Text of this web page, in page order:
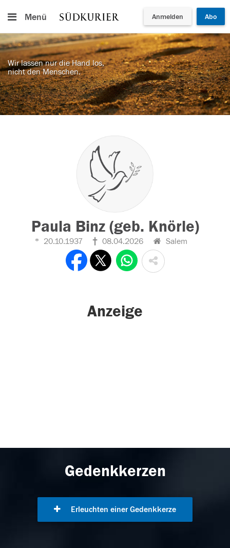
Menü Anmelden Abo
Wir lassen nur die Hand los,
nicht den Menschen.
Paula Binz (geb. Knörle)
20.10.1937 08.04.2026 Salem
Anzeige
Gedenkkerzen
Erleuchten einer Gedenkkerze